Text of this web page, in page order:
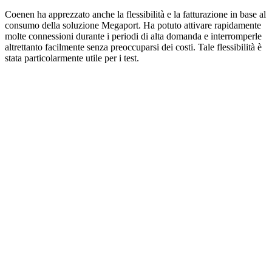
Coenen ha apprezzato anche la flessibilità e la fatturazione in base al
consumo della soluzione Megaport. Ha potuto attivare rapidamente
molte connessioni durante i periodi di alta domanda e interromperle
altrettanto facilmente senza preoccuparsi dei costi. Tale flessibilità è
stata particolarmente utile per i test.